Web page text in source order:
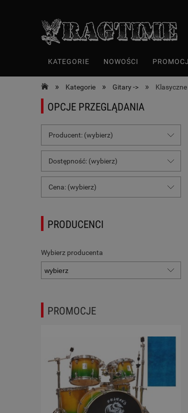
KATEGORIE NOWOŚCI
» Kategorie » Gitary -> » Klasyczne
OPCJE PRZEGLĄDANIA
Producent: (wybierz)
Dostępność: (wybierz)
Cena: (wybierz)
PRODUCENCI
Wybierz producenta
PROMOCJE